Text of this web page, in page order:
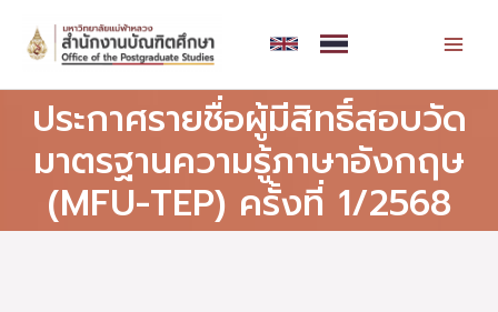
content
ประกาศรายชื่อผู้มีสิทธิ์สอบวัด
มาตรฐานความรู้ภาษาอังกฤษ
(MFU-TEP) ครั้งที่ 1/2568